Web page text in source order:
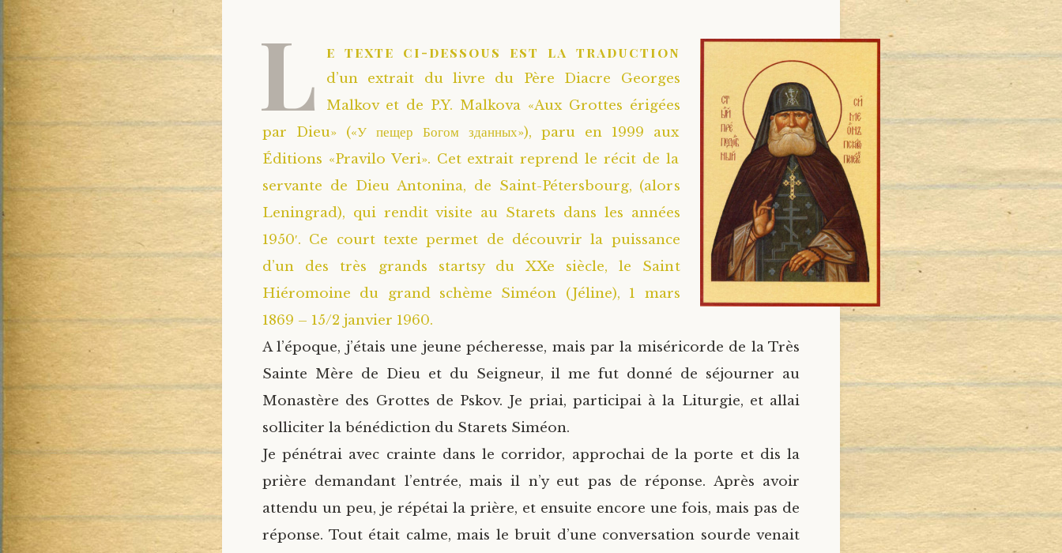
L e texte ci-dessous est la traduction
d’un extrait du livre du Père Diacre Georges
Malkov et de P.Y. Malkova «Aux Grottes érigées
par Dieu» («У пещер Богом зданных»), paru en 1999 aux
Éditions «Pravilo Veri». Cet extrait reprend le récit de la
servante de Dieu Antonina, de Saint-Pétersbourg, (alors
Leningrad), qui rendit visite au Starets dans les années
1950′. Ce court texte permet de découvrir la puissance
d’un des très grands startsy du XXe siècle, le Saint
Hiéromoine du grand schème Siméon (Jéline), 1 mars
1869 – 15/2 janvier 1960.
A l’époque, j’étais une jeune pécheresse, mais par la miséricorde de la Très
Sainte Mère de Dieu et du Seigneur, il me fut donné de séjourner au
Monastère des Grottes de Pskov. Je priai, participai à la Liturgie, et allai
solliciter la bénédiction du Starets Siméon.
Je pénétrai avec crainte dans le corridor, approchai de la porte et dis la
prière demandant l’entrée, mais il n’y eut pas de réponse. Après avoir
attendu un peu, je répétai la prière, et ensuite encore une fois, mais pas de
réponse. Tout était calme, mais le bruit d’une conversation sourde venait